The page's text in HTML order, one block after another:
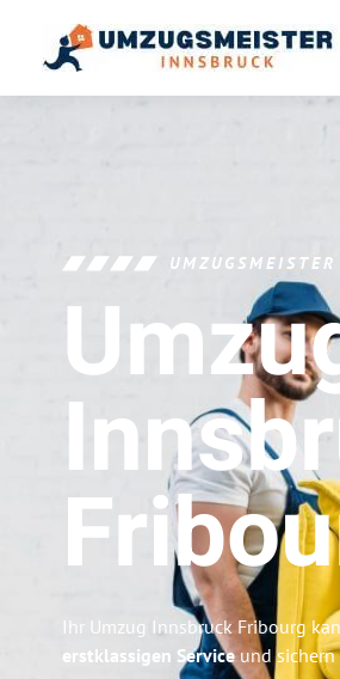
UMZUGSMEISTER
Ihr Umzug Innsbruck Fribourg
erstklassigen Serviceund sichern